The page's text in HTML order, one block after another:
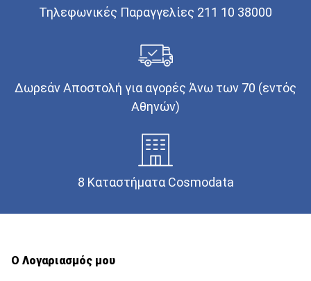
Τηλεφωνικές Παραγγελίες 211 10 38000
Δωρεάν Αποστολή για αγορές Άνω των 70 (εντός
Αθηνών)
8 Καταστήματα Cosmodata
Ο Λογαριασμός μου